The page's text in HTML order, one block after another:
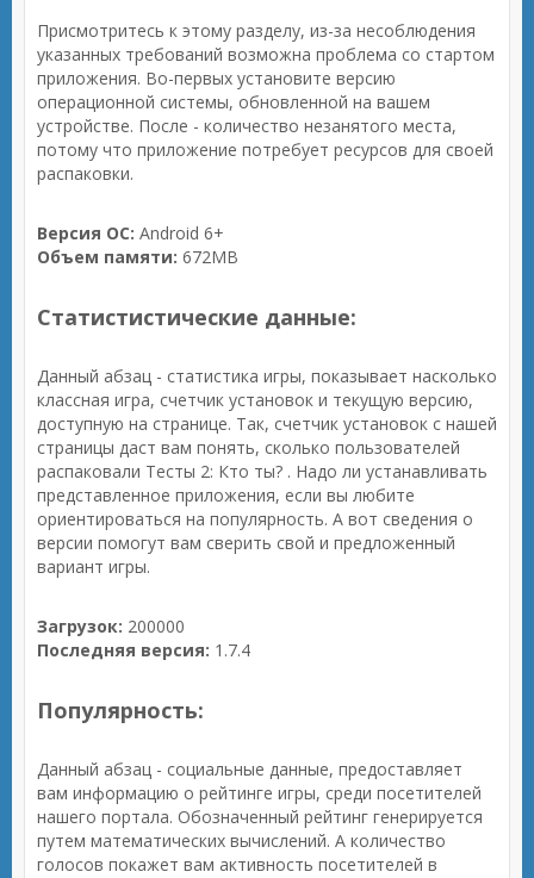
Присмотритесь к этому разделу, из-за несоблюдения
указанных требований возможна проблема со стартом
приложения. Во-первых установите версию
операционной системы, обновленной на вашем
устройстве. После - количество незанятого места,
потому что приложение потребует ресурсов для своей
распаковки.
Версия ОС: Android 6+
Объем памяти: 672MB
Статистистические данные:
Данный абзац - статистика игры, показывает насколько
классная игра, счетчик установок и текущую версию,
доступную на странице. Так, счетчик установок с нашей
страницы даст вам понять, сколько пользователей
распаковали Тесты 2: Кто ты? . Надо ли устанавливать
представленное приложения, если вы любите
ориентироваться на популярность. А вот сведения о
версии помогут вам сверить свой и предложенный
вариант игры.
Загрузок: 200000
Последняя версия: 1.7.4
Популярность:
Данный абзац - социальные данные, предоставляет
вам информацию о рейтинге игры, среди посетителей
нашего портала. Обозначенный рейтинг генерируется
путем математических вычислений. А количество
голосов покажет вам активность посетителей в